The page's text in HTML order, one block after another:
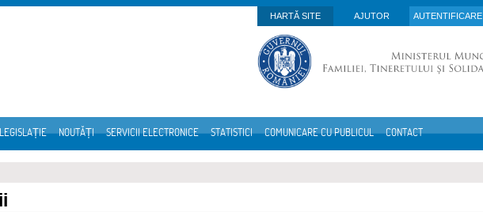
HARTĂ SITE
AJUTOR AUTENTIFICARE
LEGISLAȚIE NOUTĂȚI SERVICII ELECTRONICE STATISTICI COMUNICARE CU PUBLICUL CONTACT